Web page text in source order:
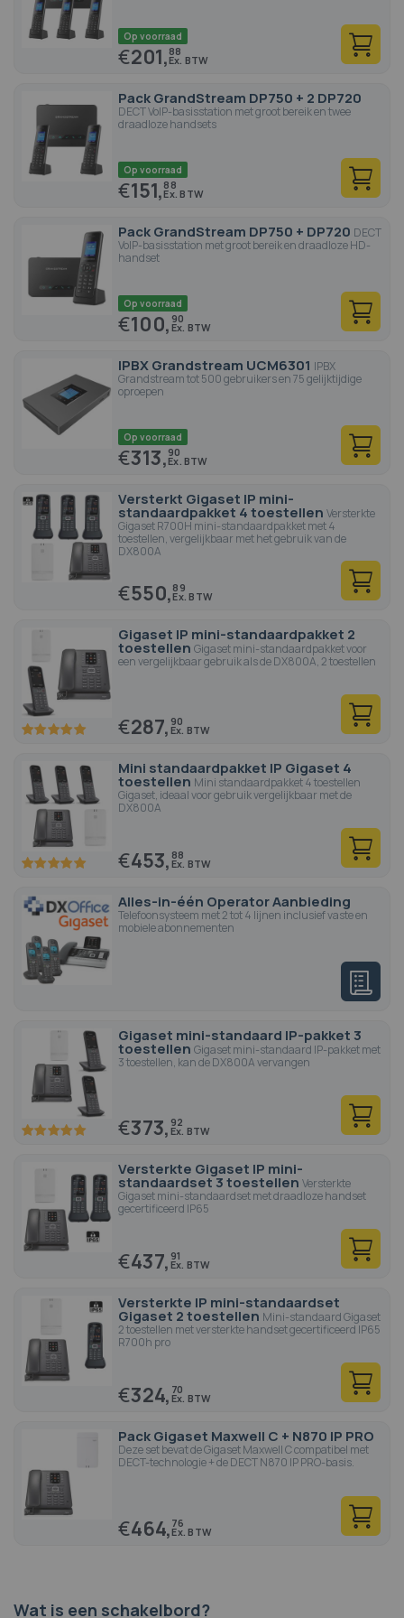
Op voorraad
€201,88
Pack GrandStream DP750 + 2 DP720
DECT VoIP-basisstation met groot bereik en twee
draadloze handsets
Op voorraad
€151,88
Pack GrandStream DP750 + DP720 DECT
VoIP-basisstation met groot bereik en draadloze HD-
handset
Op voorraad
€100, 90
IPBX Grandstream UCM6301 IPBX
Grandstream tot 500 gebruikers en 75 gelijktijdige
oproepen
Op voorraad
€313,90
Versterkt Gigaset IP mini-
standaardpakket 4 toestellen Versterkte
Gigaset R700H mini-standaardpakket met 4
toestellen, vergelijkbaar met het gebruik van de
DX800A
€550,89
Gigaset IP mini-standaardpakket 2
toestellen Gigaset mini-standaardpakket voor
een vergelijkbaar gebruik als de DX800A, 2 toestellen
100 100 €287, 90
Mini standaardpakket IP Gigaset 4
toestellen Mini standaardpakket 4 toestellen
Gigaset, ideaal voor gebruik vergelijkbaar met de
DX800A
100 100 €453, 88
Alles-in-één Operator Aanbieding
Telefoonsysteem met 2 tot 4 lijnen inclusief vaste en
mobiele abonnementen
Gigaset mini-standaard IP-pakket 3
toestellen Gigaset mini-standaard IP-pakket met
3 toestellen, kan de DX800A vervangen
100 100 €373, 92
Versterkte Gigaset IP mini-
standaardset 3 toestellen Versterkte
Gigaset mini-standaardset met draadloze handset
gecertificeerd IP65
€437, 91
Versterkte IP mini-standaardset
Gigaset 2 toestellen Mini-standaard Gigaset
2 toestellen met versterkte handset gecertificeerd IP65
R700h pro
€324, 70
Pack Gigaset Maxwell C + N870 IP PRO
Deze set bevat de Gigaset Maxwell C compatibel met
DECT-technologie + de DECT N870 IP PRO-basis.
€464,76
Wat is een schakelbord?